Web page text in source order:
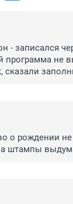
- записался
программа не
сказали
о рождении.
делают копии.
заполнил
о рождении
штампы